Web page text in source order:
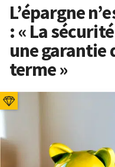
L’épargne
: « La
une garantie
terme »